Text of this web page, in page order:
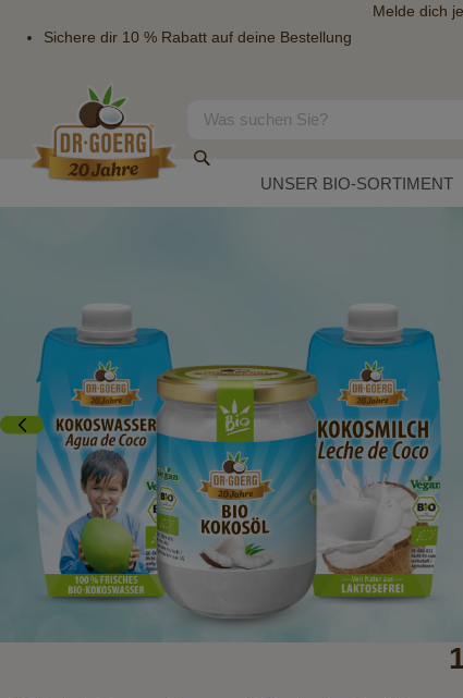
Melde dich
Sichere dir 10 % Rabatt auf deine Bestellung
Inhalt
Suche
UNSER BIO-SORTIMENT